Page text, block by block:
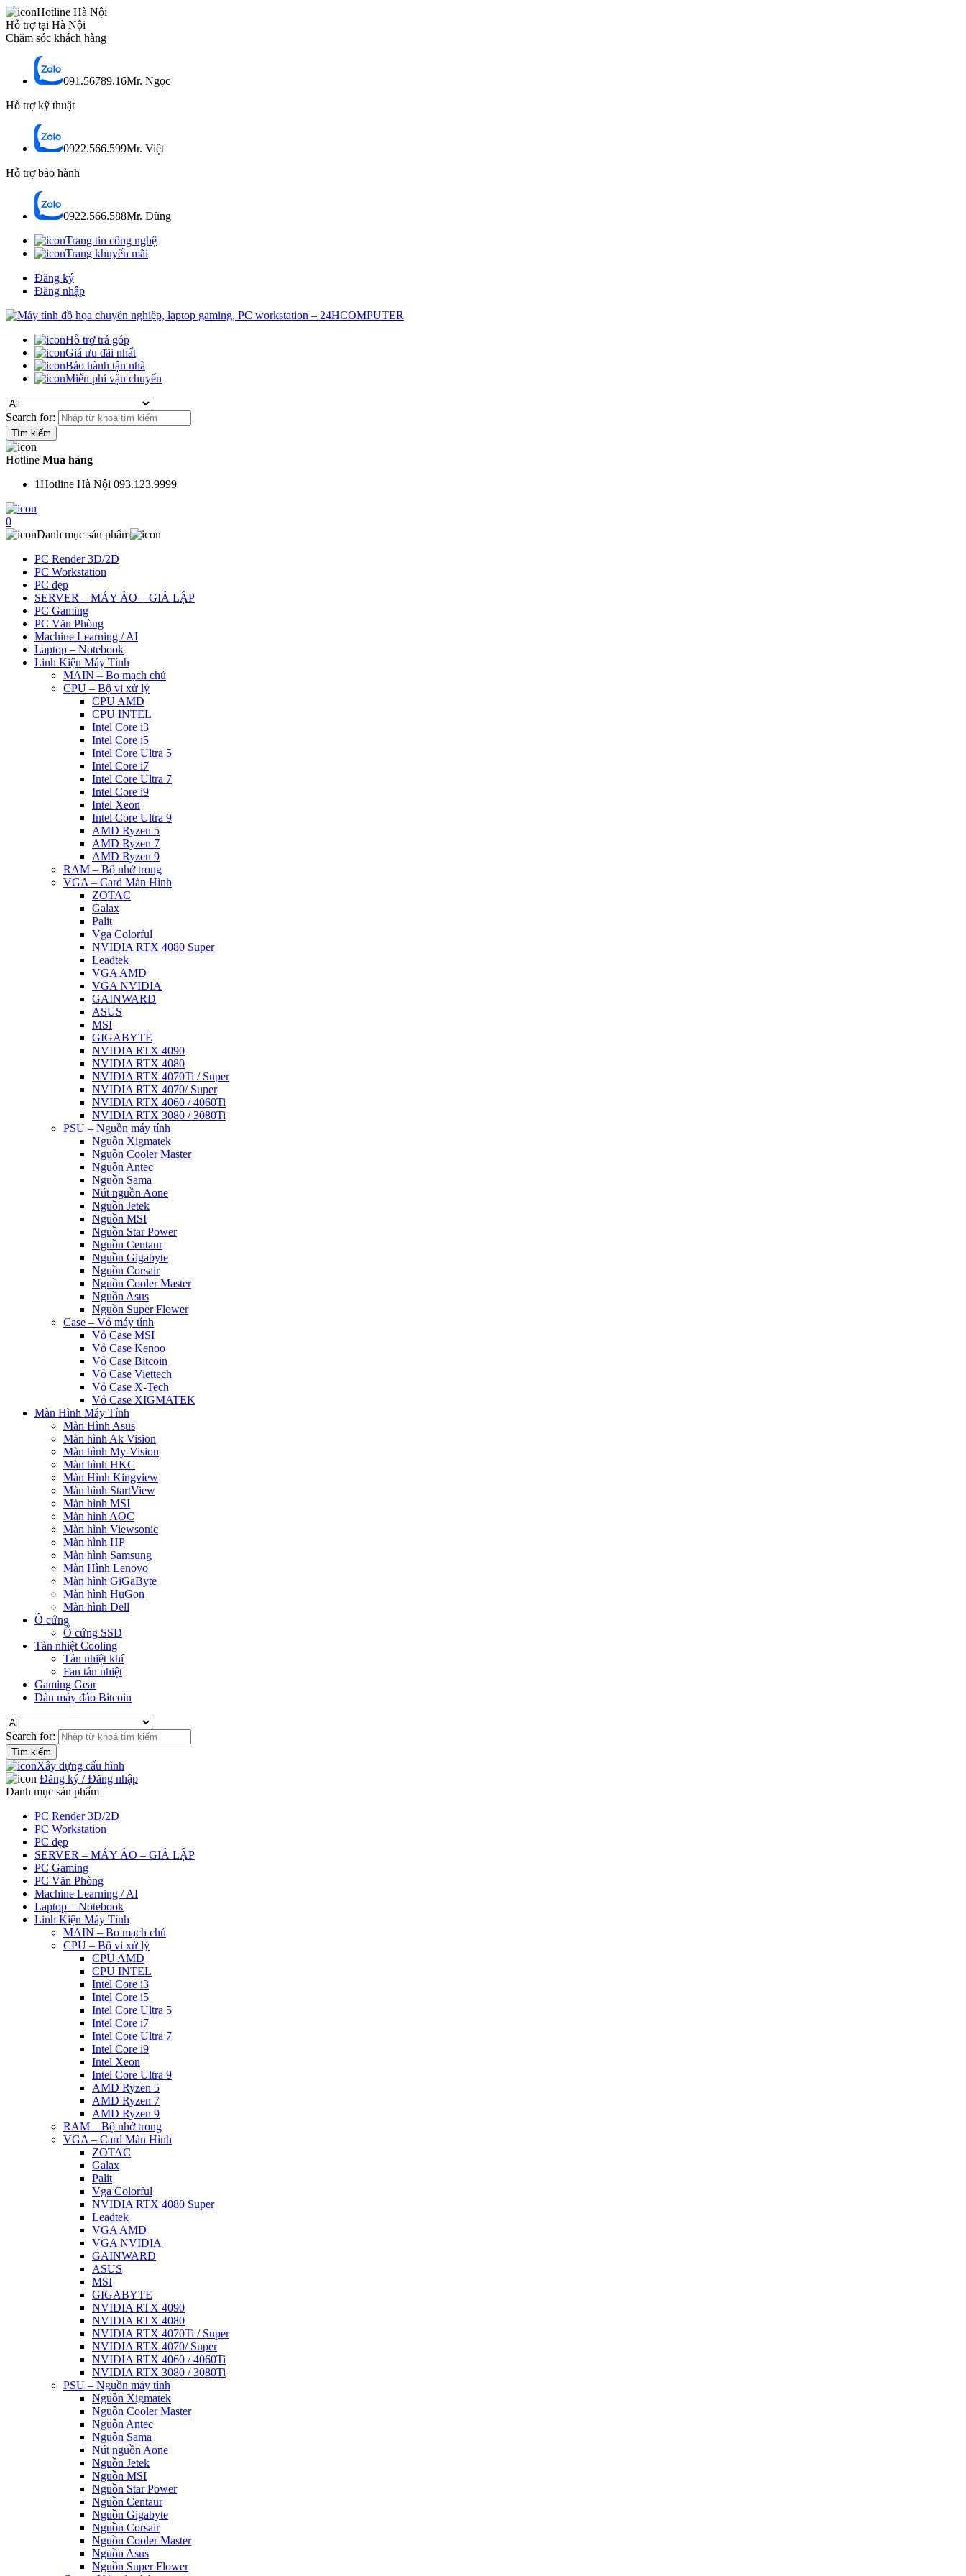
Hotline Hà Nội
Hỗ trợ tại Hà Nội
Chăm sóc khách hàng
091.56789.16Mr. Ngọc
Hỗ trợ kỹ thuật
0922.566.599Mr. Việt
Hỗ trợ bảo hành
0922.566.588Mr. Dũng
Trang tin công nghệ
Trang khuyến mãi
Đăng ký
Đăng nhập
Hỗ trợ trả góp
Giá ưu đãi nhất
Bảo hành tận nhà
Miễn phí vận chuyển
Search for:
Hotline Mua hàng
1Hotline Hà Nội 093.123.9999
0
Danh mục sản phẩm
PC Render 3D/2D
PC Workstation
PC đẹp
SERVER – MÁY ẢO – GIẢ LẬP
PC Gaming
PC Văn Phòng
Machine Learning / AI
Laptop – Notebook
Linh Kiện Máy Tính
MAIN – Bo mạch chủ
CPU – Bộ vi xử lý
CPU AMD
CPU INTEL
Intel Core i3
Intel Core i5
Intel Core Ultra 5
Intel Core i7
Intel Core Ultra 7
Intel Core i9
Intel Xeon
Intel Core Ultra 9
AMD Ryzen 5
AMD Ryzen 7
AMD Ryzen 9
RAM – Bộ nhớ trong
VGA – Card Màn Hình
ZOTAC
Galax
Palit
Vga Colorful
NVIDIA RTX 4080 Super
Leadtek
VGA AMD
VGA NVIDIA
GAINWARD
ASUS
MSI
GIGABYTE
NVIDIA RTX 4090
NVIDIA RTX 4080
NVIDIA RTX 4070Ti / Super
NVIDIA RTX 4070/ Super
NVIDIA RTX 4060 / 4060Ti
NVIDIA RTX 3080 / 3080Ti
PSU – Nguồn máy tính
Nguồn Xigmatek
Nguồn Cooler Master
Nguồn Antec
Nguồn Sama
Nút nguồn Aone
Nguồn Jetek
Nguồn MSI
Nguồn Star Power
Nguồn Centaur
Nguồn Gigabyte
Nguồn Corsair
Nguồn Cooler Master
Nguồn Asus
Nguồn Super Flower
Case – Vỏ máy tính
Vỏ Case MSI
Vỏ Case Kenoo
Vỏ Case Bitcoin
Vỏ Case Viettech
Vỏ Case X-Tech
Vỏ Case XIGMATEK
Màn Hình Máy Tính
Màn Hình Asus
Màn hình Ak Vision
Màn hình My-Vision
Màn hình HKC
Màn Hình Kingview
Màn hình StartView
Màn hình MSI
Màn hình AOC
Màn hình Viewsonic
Màn hình HP
Màn hình Samsung
Màn Hình Lenovo
Màn hình GiGaByte
Màn hình HuGon
Màn hình Dell
Ô cứng
Ổ cứng SSD
Tản nhiệt Cooling
Tản nhiệt khí
Fan tản nhiệt
Gaming Gear
Dàn máy đào Bitcoin
Search for:
Xây dựng cấu hình
Đăng ký / Đăng nhập
Danh mục sản phẩm
PC Render 3D/2D
PC Workstation
PC đẹp
SERVER – MÁY ẢO – GIẢ LẬP
PC Gaming
PC Văn Phòng
Machine Learning / AI
Laptop – Notebook
Linh Kiện Máy Tính
MAIN – Bo mạch chủ
CPU – Bộ vi xử lý
CPU AMD
CPU INTEL
Intel Core i3
Intel Core i5
Intel Core Ultra 5
Intel Core i7
Intel Core Ultra 7
Intel Core i9
Intel Xeon
Intel Core Ultra 9
AMD Ryzen 5
AMD Ryzen 7
AMD Ryzen 9
RAM – Bộ nhớ trong
VGA – Card Màn Hình
ZOTAC
Galax
Palit
Vga Colorful
NVIDIA RTX 4080 Super
Leadtek
VGA AMD
VGA NVIDIA
GAINWARD
ASUS
MSI
GIGABYTE
NVIDIA RTX 4090
NVIDIA RTX 4080
NVIDIA RTX 4070Ti / Super
NVIDIA RTX 4070/ Super
NVIDIA RTX 4060 / 4060Ti
NVIDIA RTX 3080 / 3080Ti
PSU – Nguồn máy tính
Nguồn Xigmatek
Nguồn Cooler Master
Nguồn Antec
Nguồn Sama
Nút nguồn Aone
Nguồn Jetek
Nguồn MSI
Nguồn Star Power
Nguồn Centaur
Nguồn Gigabyte
Nguồn Corsair
Nguồn Cooler Master
Nguồn Asus
Nguồn Super Flower